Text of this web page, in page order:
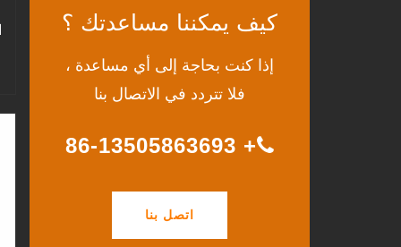
كيف يمكننا مساعدتك ؟
إذا كنت بحاجة إلى أي مساعدة ،
فلا تتردد في الاتصال بنا
+ 86-13505863693
اتصل بنا